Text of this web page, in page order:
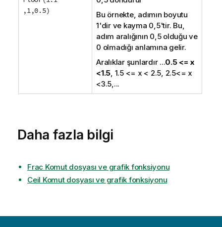
,1,0.5)
Bu örnekte, adımın boyutu
1'dir ve kayma 0,5'tir. Bu,
adım aralığının 0,5 olduğu ve
0 olmadığı anlamına gelir.
Aralıklar şunlardır ...0.5 <= x
<1.5 , 1.5 <= x < 2.5, 2.5<= x
<3.5,...
Daha fazla bilgi
Frac Komut dosyası ve grafik fonksiyonu
Ceil Komut dosyası ve grafik fonksiyonu